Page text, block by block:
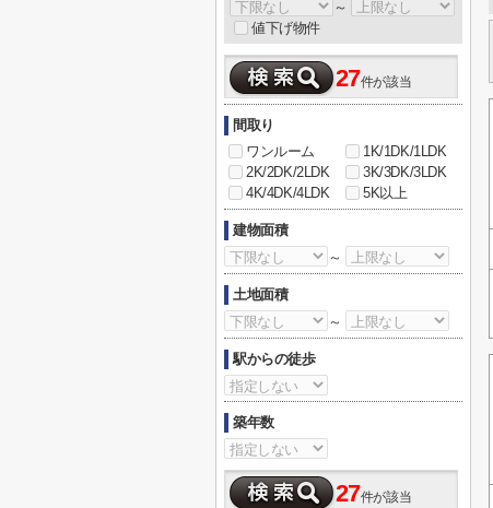
～
値下げ物件
27件が該当
間取り
ワンルーム
1K/1DK/1LDK
2K/2DK/2LDK
3K/3DK/3LDK
4K/4DK/4LDK
5K以上
建物面積
～
土地面積
～
駅からの徒歩
築年数
27件が該当